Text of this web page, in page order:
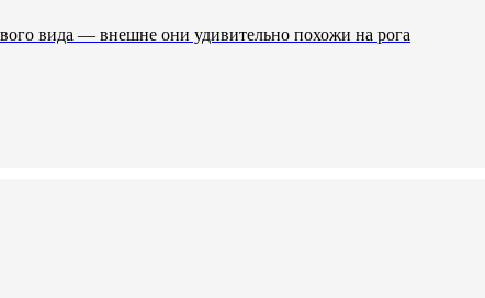
вида — внешне они удивительно похожи на рога